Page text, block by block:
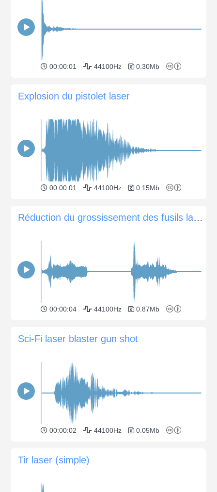
00:00:01 44100Hz 0.30Mb
Explosion du pistolet laser
00:00:01 44100Hz 0.15Mb
Réduction du grossissement des fusils laser
00:00:04 44100Hz 0.87Mb
Sci-Fi laser blaster gun shot
00:00:02 44100Hz 0.05Mb
Tir laser (simple)